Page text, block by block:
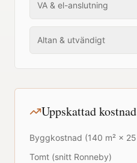
VA & el-anslutning
Altan & utvändigt
Uppskattad kostnad
Byggkostnad (140 m² × 25
Tomt (snitt Ronneby)